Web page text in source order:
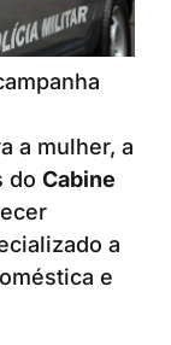
a mulher, a
do Cabine
a
e